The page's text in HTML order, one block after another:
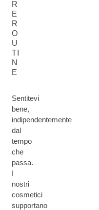
R
E
R
O
U
TI
N
E
Sentitevi
bene,
indipendentemente
dal
tempo
che
passa.
I
nostri
cosmetici
supportano